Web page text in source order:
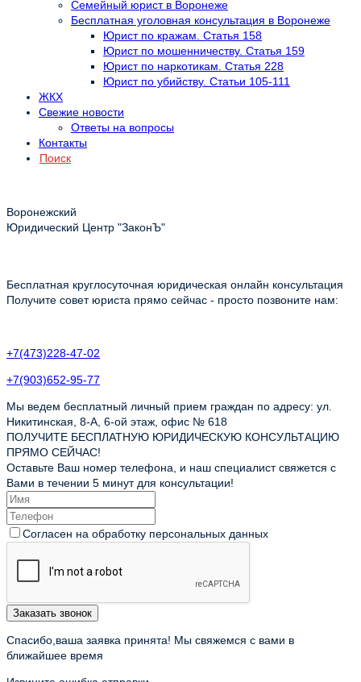
Семейный юрист в Воронеже
Бесплатная уголовная консультация в Воронеже
Юрист по кражам. Статья 158
Юрист по мошенничеству. Статья 159
Юрист по наркотикам. Статья 228
Юрист по убийству. Статьи 105-111
ЖКХ
Свежие новости
Ответы на вопросы
Контакты
Поиск
Воронежский
Юридический Центр "ЗаконЪ"
Бесплатная круглосуточная юридическая онлайн консультация
Получите совет юриста прямо сейчас - просто позвоните нам:
+7(473)228-47-02
+7(903)652-95-77
Мы ведем бесплатный личный прием граждан по адресу: ул.
Никитинская, 8-А, 6-ой этаж, офис № 618
ПОЛУЧИТЕ БЕСПЛАТНУЮ ЮРИДИЧЕСКУЮ КОНСУЛЬТАЦИЮ
ПРЯМО СЕЙЧАС!
Оставьте Ваш номер телефона, и наш специалист свяжется с
Вами в течении 5 минут для консультации!
Согласен на обработку персональных данных
Заказать звонок
Спасибо,ваша заявка принята! Мы свяжемся с вами в
ближайшее время